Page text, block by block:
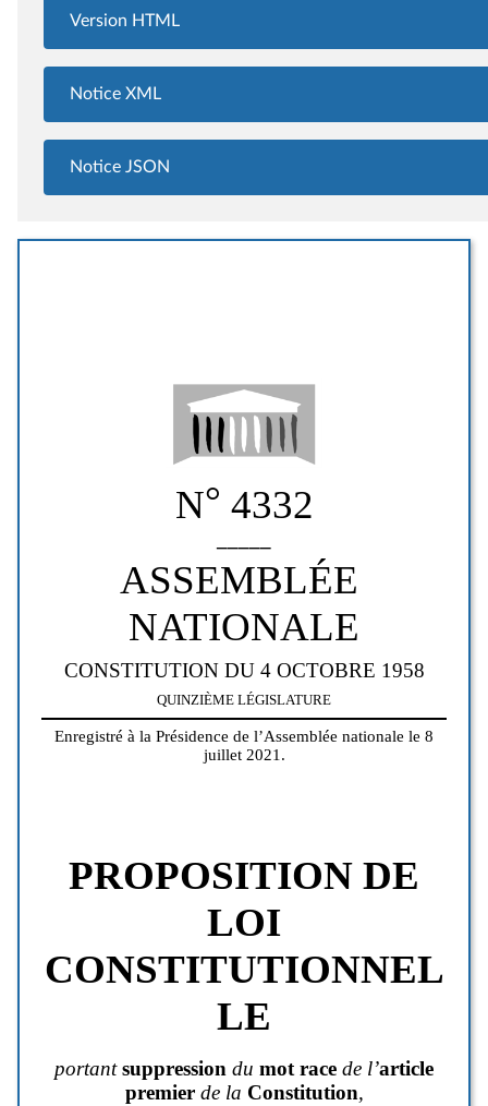
Version HTML
Notice XML
Notice JSON